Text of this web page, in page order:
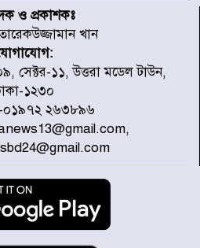
উদ্যোগ চান মিয়া ব্যাপারীর
ঝোড়ো হাওয়াসহ বজ্রবৃষ্টির
ও সিলেটে সড়ক দুর্ঘটনায় নিহত
দেশজুড়ে ৪৫৮টি সড়ক
৪১৬ জন নিহত হয়েছেন
ও প্রকাশকঃ
খান
সেক্টর-১১, উত্তরা মডেল টাউন,
১২৩০
০১৯৭২ ২৬৩৮৯৬